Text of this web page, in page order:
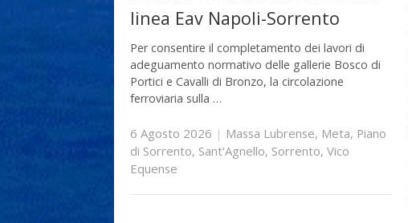
linea Eav Napoli-Sorrento
Per consentire il completamento dei lavori di
adeguamento normativo delle gallerie Bosco di
Portici e Cavalli di Bronzo, la circolazione
ferroviaria sulla …
6 Agosto 2026 | Massa Lubrense, Meta, Piano
di Sorrento, Sant'Agnello, Sorrento, Vico
Equense